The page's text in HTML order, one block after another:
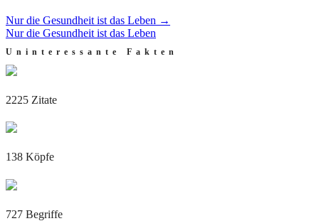
Nur die Gesundheit ist das Leben →
Nur die Gesundheit ist das Leben
Uninteressante Fakten
2225 Zitate
138 Köpfe
727 Begriffe